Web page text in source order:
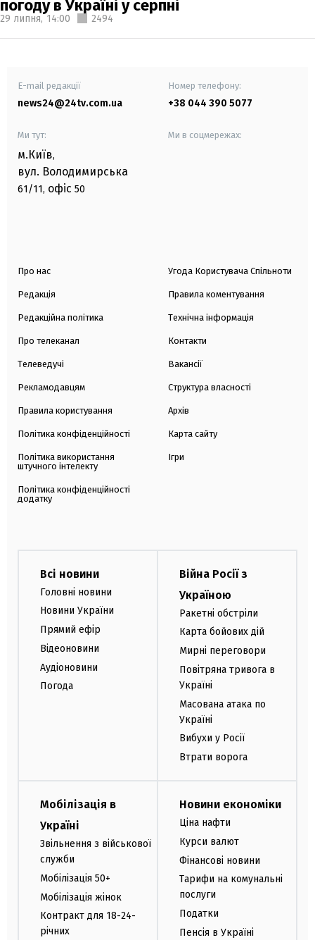
погоду в Україні у серпні
29 липня, 14:00 2494
E-mail редакції
news24@24tv.com.ua
Номер телефону:
+38 044 390 5077
Ми тут:
м.Київ,
вул. Володимирська
61/11, офіс 50
Ми в соцмережах:
Про нас
Редакція
Редакційна політика
Про телеканал
Телеведучі
Рекламодавцям
Правила користування
Політика конфіденційності
Політика використання
штучного інтелекту
Політика конфіденційності
додатку
Угода Користувача Спільноти
Правила коментування
Технічна інформація
Контакти
Вакансії
Структура власності
Архів
Карта сайту
Ігри
Всі новини
Головні новини
Новини України
Прямий ефір
Відеоновини
Аудіоновини
Погода
Війна Росії з
Україною
Ракетні обстріли
Карта бойових дій
Мирні переговори
Повітряна тривога в
Україні
Масована атака по
Україні
Вибухи у Росії
Втрати ворога
Мобілізація в
Україні
Звільнення з військової
служби
Мобілізація 50+
Мобілізація жінок
Контракт для 18-24-
річних
Новини економіки
Ціна нафти
Курси валют
Фінансові новини
Тарифи на комунальні
послуги
Податки
Пенсія в Україні